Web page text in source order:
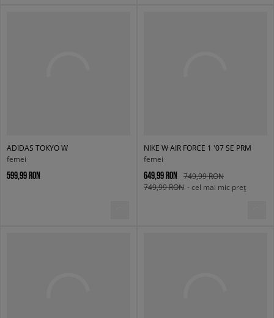
ADIDAS TOKYO W
femei
599,99 RON
NIKE W AIR FORCE 1 '07 SE PRM
femei
649,99 RON
749,99 RON
749,99 RON - cel mai mic preț